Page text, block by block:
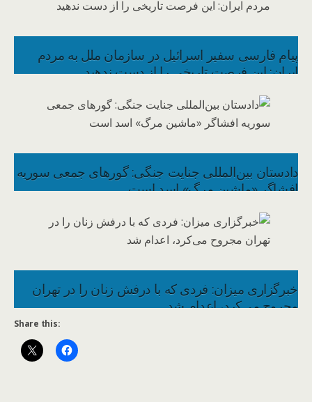
پیام فارسی سفیر اسرائیل در سازمان ملل به مردم
ایران: این فرصت تاریخی را از دست ندهید
دادستان بین‌المللی جنایت جنگی: گورهای جمعی سوریه
افشاگر «ماشین مرگ» اسد است
خبرگزاری میزان: فردی که با درفش زنان را در تهران
مجروح می‌کرد، اعدام شد
Share this: